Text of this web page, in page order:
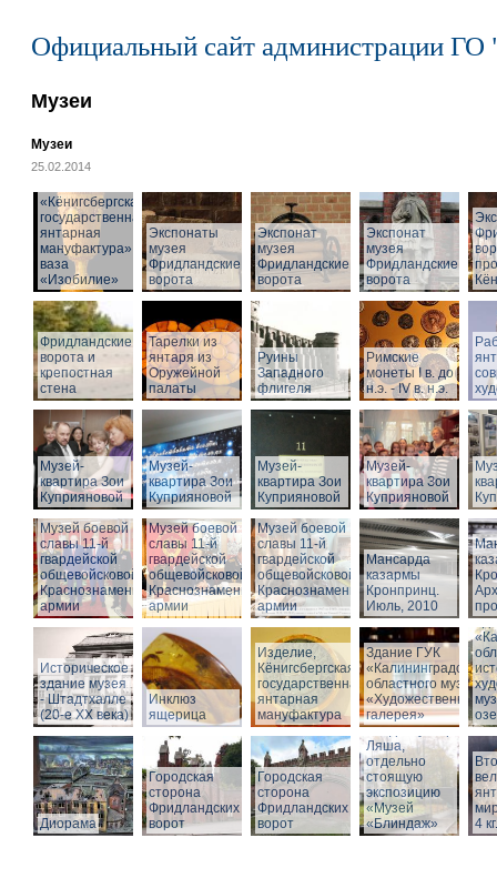
Официальный сайт администрации ГО
Музеи
Музеи
25.02.2014
«Кёнигсбергская
государственная
янтарная
мануфактура» -
ваза
«Изобилие»
Экспонаты
музея
Фридландские
ворота
Экспонат
музея
Фридландские
ворота
Экспонат
музея
Фридландские
ворота
Фридландские
ворота и
крепостная
стена
Тарелки из
янтаря из
Оружейной
палаты
Руины
Западного
флигеля
Римские
монеты I в. до
н.э. - IV в. н.э.
Музей-
квартира Зои
Куприяновой
Музей-
квартира Зои
Куприяновой
Музей-
квартира Зои
Куприяновой
Музей-
квартира Зои
Куприяновой
Музей боевой
славы 11-й
гвардейской
общевойсковой
Краснознаменной
армии
Музей боевой
славы 11-й
гвардейской
общевойсковой
Краснознаменной
армии
Музей боевой
славы 11-й
гвардейской
общевойсковой
Краснознаменной
армии
Мансарда
казармы
Кронпринц.
Июль, 2010
Историческое
здание музея
- Штадтхалле
(20-е XX века)
Инклюз
ящерица
Изделие,
Кёнигсбергская
государственная
янтарная
мануфактура
Здание ГУК
«Калининградского
областного музея
«Художественная
галерея»
Диорама
Городская
сторона
Фридландских
ворот
Городская
сторона
Фридландских
ворот
Вход в бункер
Ляша,
отдельно
стоящую
экспозицию
«Музей
«Блиндаж»
4